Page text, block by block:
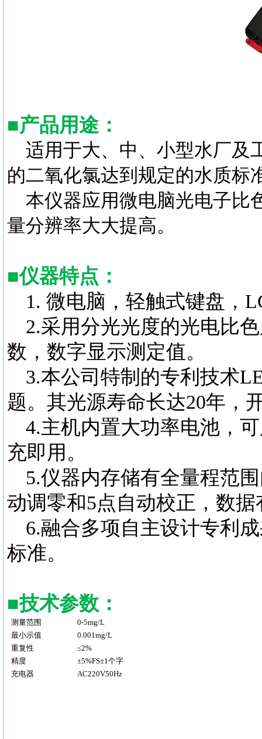
■产品用途：
适用于大、中、小型水厂及
的二氧化氯达到规定的水质标
本仪器应用微电脑光电子比
量分辨率大大提高。
■仪器特点：
1. 微电脑，轻触式键盘，
2.采用分光光度的光电比
数，数字显示测定值。
3.本公司特制的专利技术
题。其光源寿命长达20年，
4.主机内置大功率电池，
充即用。
5.仪器内存储有全量程范
动调零和5点自动校正，数
6.融合多项自主设计专利
标准。
■技术参数：
测量范围
0-5mg/L
最小示值
0.001mg/L
重复性
≤2%
精度
±5%FS±1个字
充电器
AC220V50Hz